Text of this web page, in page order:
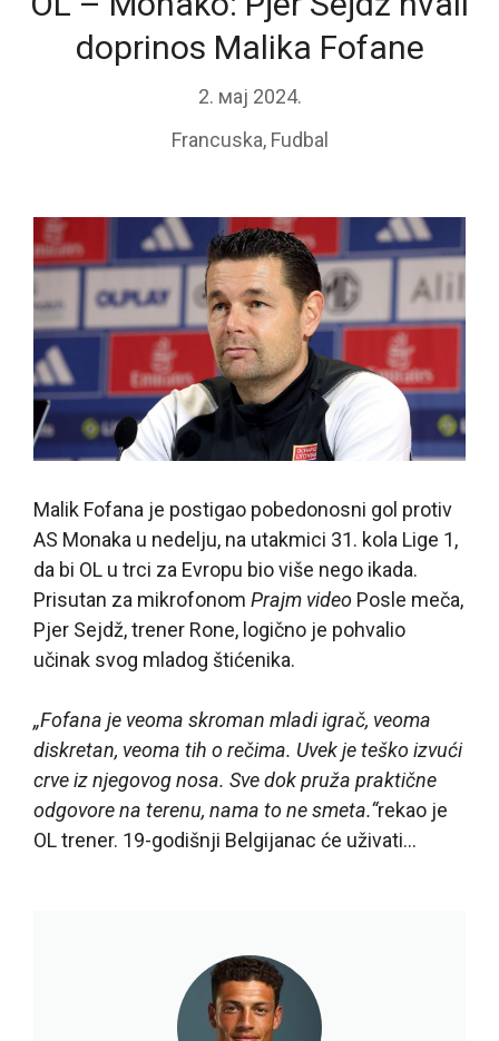
doprinos Malika Fofane
2. мај 2024.
Francuska, Fudbal
Malik Fofana je postigao pobedonosni gol protiv
AS Monaka u nedelju, na utakmici 31. kola Lige 1,
da bi OL u trci za Evropu bio više nego ikada.
Prisutan za mikrofonom Prajm video Posle meča,
Pjer Sejdž, trener Rone, logično je pohvalio
učinak svog mladog štićenika.
„Fofana je veoma skroman mladi igrač, veoma
diskretan, veoma tih o rečima. Uvek je teško izvući
crve iz njegovog nosa. Sve dok pruža praktične
odgovore na terenu, nama to ne smeta.“rekao je
OL trener. 19-godišnji Belgijanac će uživati…